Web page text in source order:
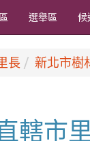
選舉區 候
長 新北市樹
轄市